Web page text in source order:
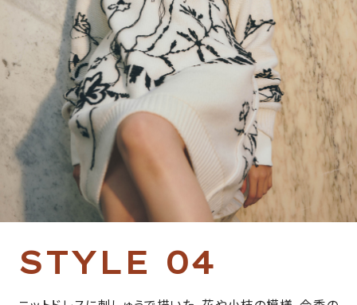
STYLE 04